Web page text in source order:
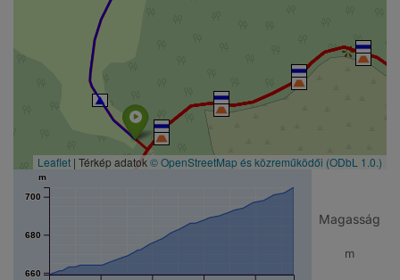
Leaflet | Térkép adatok © OpenStreetMap és közreműködői (ODbL 1.0.)
660
680
700
m
Magasság
m